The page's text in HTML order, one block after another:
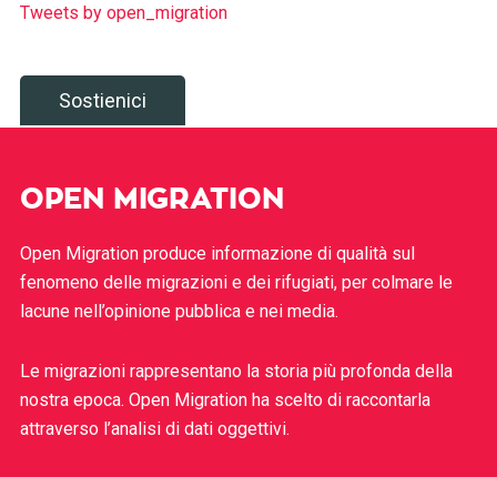
Tweets by open_migration
Sostienici
OPEN MIGRATION
Open Migration produce informazione di qualità sul
fenomeno delle migrazioni e dei rifugiati, per colmare le
lacune nell’opinione pubblica e nei media.
Le migrazioni rappresentano la storia più profonda della
nostra epoca. Open Migration ha scelto di raccontarla
attraverso l’analisi di dati oggettivi.